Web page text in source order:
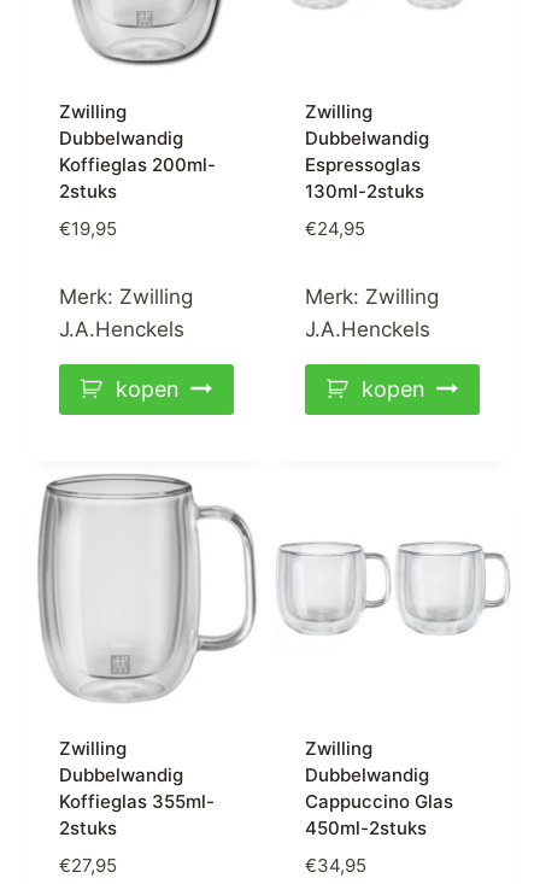
Zwilling
Dubbelwandig
Koffieglas 200ml-
2stuks
€19,95
Merk: Zwilling
J.A.Henckels
kopen
Zwilling
Dubbelwandig
Espressoglas
130ml-2stuks
€24,95
Merk: Zwilling
J.A.Henckels
kopen
Zwilling
Dubbelwandig
Koffieglas 355ml-
2stuks
€27,95
Zwilling
Dubbelwandig
Cappuccino Glas
450ml-2stuks
€34,95